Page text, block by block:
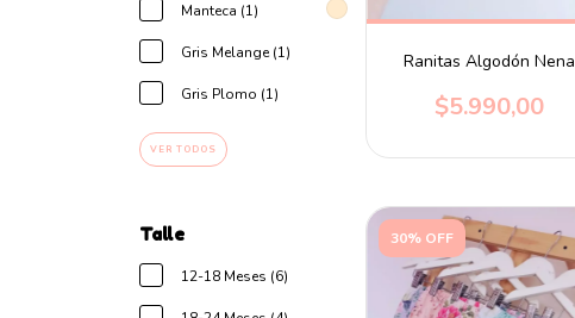
Manteca (1)
Gris Melange (1)
Gris Plomo (1)
VER TODOS
Talle
12-18 Meses (6)
Ranitas Algodón Nena
$5.990,00
30% OFF